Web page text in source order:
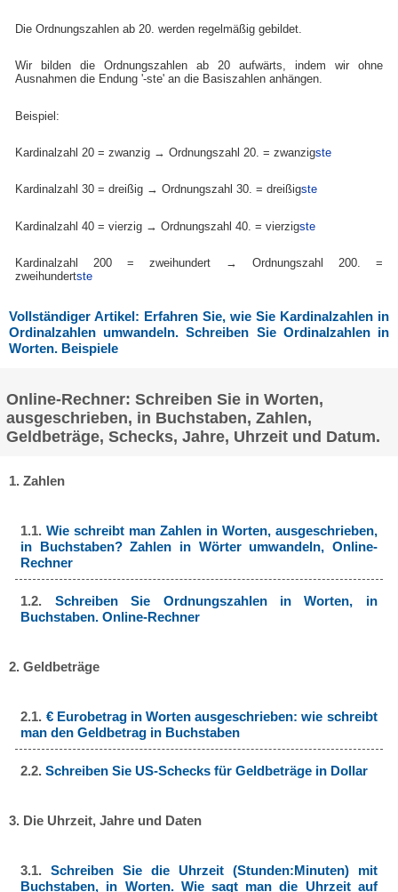
Die Ordnungszahlen ab 20. werden regelmäßig gebildet.
Wir bilden die Ordnungszahlen ab 20 aufwärts, indem wir ohne
Ausnahmen die Endung '-ste' an die Basiszahlen anhängen.
Beispiel:
Kardinalzahl 20 = zwanzig → Ordnungszahl 20. = zwanzigste
Kardinalzahl 30 = dreißig → Ordnungszahl 30. = dreißigste
Kardinalzahl 40 = vierzig → Ordnungszahl 40. = vierzigste
Kardinalzahl 200 = zweihundert → Ordnungszahl 200. =
zweihundertste
Vollständiger Artikel: Erfahren Sie, wie Sie Kardinalzahlen in
Ordinalzahlen umwandeln. Schreiben Sie Ordinalzahlen in
Worten. Beispiele
Online-Rechner: Schreiben Sie in Worten,
ausgeschrieben, in Buchstaben, Zahlen,
Geldbeträge, Schecks, Jahre, Uhrzeit und Datum.
1. Zahlen
1.1.Wie schreibt man Zahlen in Worten, ausgeschrieben,
in Buchstaben? Zahlen in Wörter umwandeln, Online-
Rechner
1.2. Schreiben Sie Ordnungszahlen in Worten, in
Buchstaben. Online-Rechner
2. Geldbeträge
2.1. € Eurobetrag in Worten ausgeschrieben: wie schreibt
man den Geldbetrag in Buchstaben
2.2.Schreiben Sie US-Schecks für Geldbeträge in Dollar
3. Die Uhrzeit, Jahre und Daten
3.1.Schreiben Sie die Uhrzeit (Stunden:Minuten) mit
Buchstaben, in Worten. Wie sagt man die Uhrzeit auf